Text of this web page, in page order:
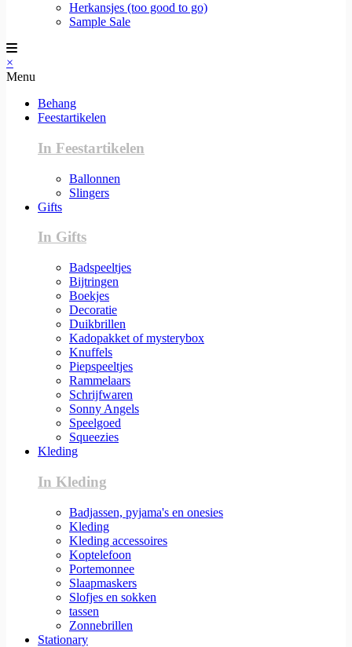
Herkansjes (too good to go)
Sample Sale
×
Menu
Behang
Feestartikelen
In Feestartikelen
Ballonnen
Slingers
Gifts
In Gifts
Badspeeltjes
Bijtringen
Boekjes
Decoratie
Duikbrillen
Kadopakket of mysterybox
Knuffels
Piepspeeltjes
Rammelaars
Schrijfwaren
Sonny Angels
Speelgoed
Squeezies
Kleding
In Kleding
Badjassen, pyjama's en onesies
Kleding
Kleding accessoires
Koptelefoon
Portemonnee
Slaapmaskers
Slofjes en sokken
tassen
Zonnebrillen
Stationary